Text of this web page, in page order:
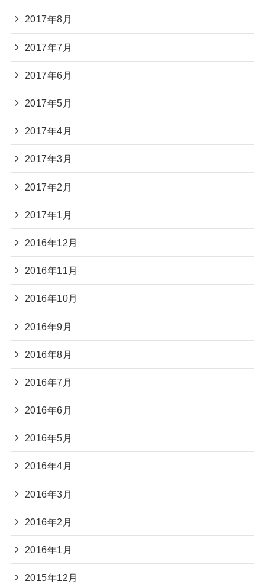
2017年8月
2017年7月
2017年6月
2017年5月
2017年4月
2017年3月
2017年2月
2017年1月
2016年12月
2016年11月
2016年10月
2016年9月
2016年8月
2016年7月
2016年6月
2016年5月
2016年4月
2016年3月
2016年2月
2016年1月
2015年12月